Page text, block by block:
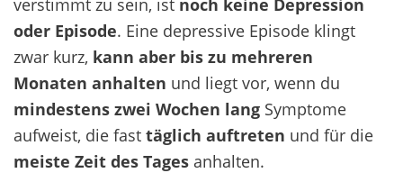
oder Episode. Eine depressive Episode klingt
zwar kurz, kann aber bis zu mehreren
Monaten anhalten und liegt vor, wenn du
mindestens zwei Wochen lang Symptome
aufweist, die fast täglich auftreten und für die
meiste Zeit des Tages anhalten.